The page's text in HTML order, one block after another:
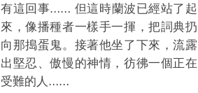
有這回事…… 但這時蘭波已經站了起
來，像播種者一樣手一揮，把詞典扔
向那搗蛋鬼。接著他坐了下來，流露
出堅忍、傲慢的神情，彷彿一個正在
受難的人……